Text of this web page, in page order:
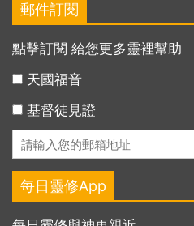
郵件訂閱
點擊訂閱 給您更多靈裡幫助
天國福音
基督徒見證
每日靈修App